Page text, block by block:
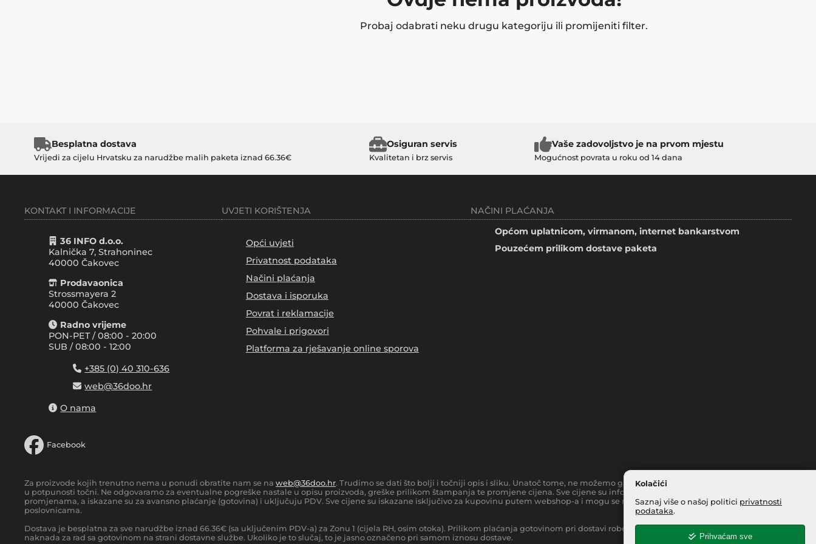
Kolačići
Saznaj više o našoj politici privatnosti
podataka.
Prihvaćam sve
Probaj odabrati neku drugu kategoriju ili promijeniti filter.
Besplatna dostava
Vrijedi za cijelu Hrvatsku za narudžbe malih paketa iznad 66.36€
Osiguran servis
Kvalitetan i brz servis
Vaše zadovoljstvo je na prvom mjestu
Mogućnost povrata u roku od 14 dana
KONTAKT I INFORMACIJE
36 INFO d.o.o.
Kalnička 7, Strahoninec
40000 Čakovec
Prodavaonica
Strossmayera 2
40000 Čakovec
Radno vrijeme
PON-PET / 08:00 - 20:00
SUB / 08:00 - 12:00
+385 (0) 40 310-636
web@36doo.hr
O nama
Facebook
UVJETI KORIŠTENJA
Opći uvjeti
Privatnost podataka
Načini plaćanja
Dostava i isporuka
Povrat i reklamacije
Pohvale i prigovori
Platforma za rješavanje online sporova
NAČINI PLAĆANJA
Općom uplatnicom, virmanom, internet bankarstvom
Pouzećem prilikom dostave paketa
Za proizvode kojih trenutno nema u ponudi obratite nam se na web@36doo.hr. Trudimo se dati što bolji i točniji opis i sliku. Unatoč tome, ne možemo garantirati da su svi navedeni podaci i slike
u potpunosti točni. Ne odgovaramo za eventualne pogreške nastale u opisu proizvoda, greške prilikom štampanja te promjene cijena. Sve cijene su informativnog karaktera i podložne su
promjenama, a iskazane su za avansno plaćanje (gotovina) i uključuju PDV. Sve cijene su iskazane isključivo za kupovinu putem webshop-a i mogu se razlikovati od cijena u našim
poslovnicama.
Dostava je besplatna za sve narudžbe iznad 66.36€ (sa uključenim PDV-a) za Zonu 1 (cijela RH, osim otoka). Prilikom plaćanja gotovinom pri dostavi robe na kućnu adresu, moguća je manja
naknada za rad sa gotovinom na strani dostavne službe. Ukoliko je to slučaj, to je jasno označeno pri samom iznosu dostave.